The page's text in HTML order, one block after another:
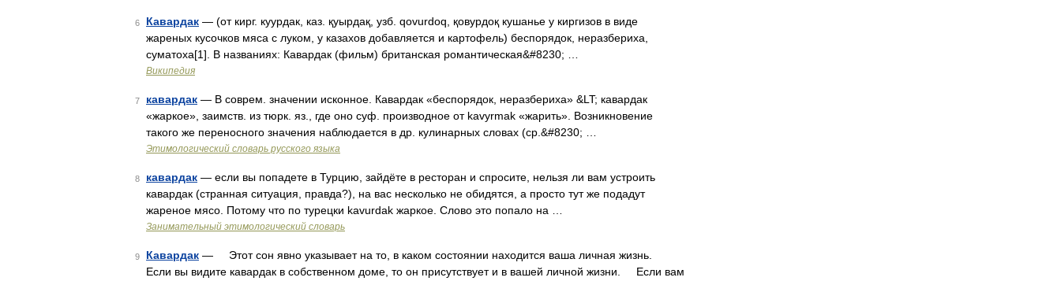
6 Кавардак — (от кирг. куурдак, каз. қуырдақ, узб. qovurdoq, қовурдоқ кушанье у киргизов в виде
жареных кусочков мяса с луком, у казахов добавляется и картофель) беспорядок, неразбериха,
суматоха[1]. В названиях: Кавардак (фильм) британская романтическая&#8230; …
Википедия
7 кавардак — В соврем. значении исконное. Кавардак «беспорядок, неразбериха» &LT; кавардак
«жаркое», заимств. из тюрк. яз., где оно суф. производное от kavyrmak «жарить». Возникновение
такого же переносного значения наблюдается в др. кулинарных словах (ср.&#8230; …
Этимологический словарь русского языка
8 кавардак — если вы попадете в Турцию, зайдёте в ресторан и спросите, нельзя ли вам устроить
кавардак (странная ситуация, правда?), на вас несколько не обидятся, а просто тут же подадут
жареное мясо. Потому что по турецки kavurdak жаркое. Слово это попало на …
Занимательный этимологический словарь
9 Кавардак — Этот сон явно указывает на то, в каком состоянии находится ваша личная жизнь.
Если вы видите кавардак в собственном доме, то он присутствует и в вашей личной жизни. Если вам